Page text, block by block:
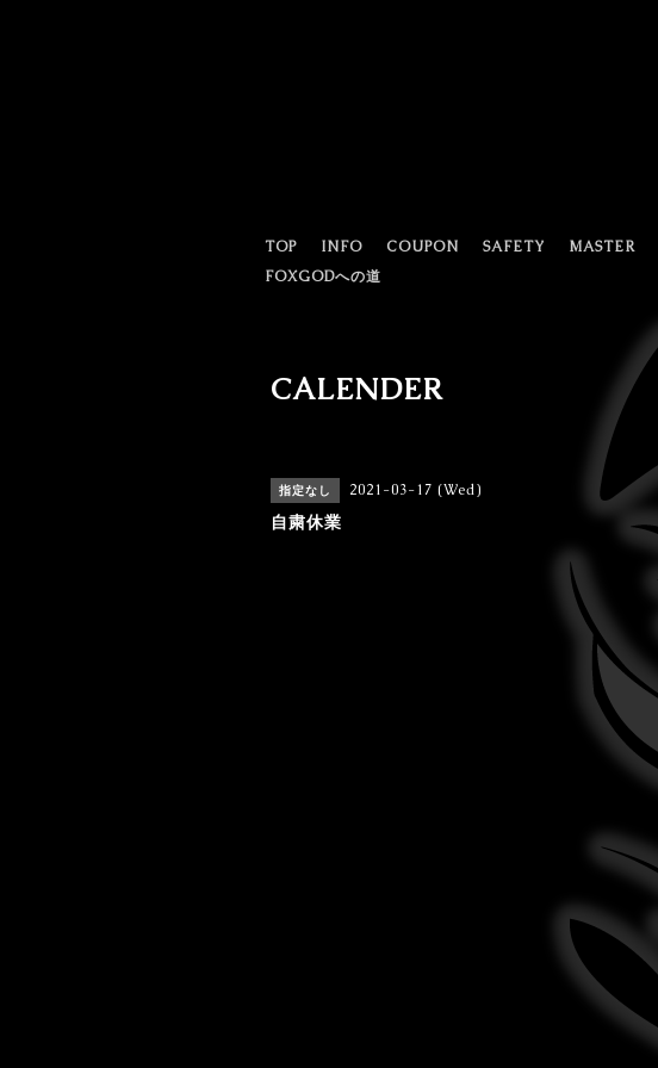
TOP INFO COUPON SAFETY MASTER
FOXGODへの道
CALENDER
指定なし 2021-03-17 (Wed)
自粛休業